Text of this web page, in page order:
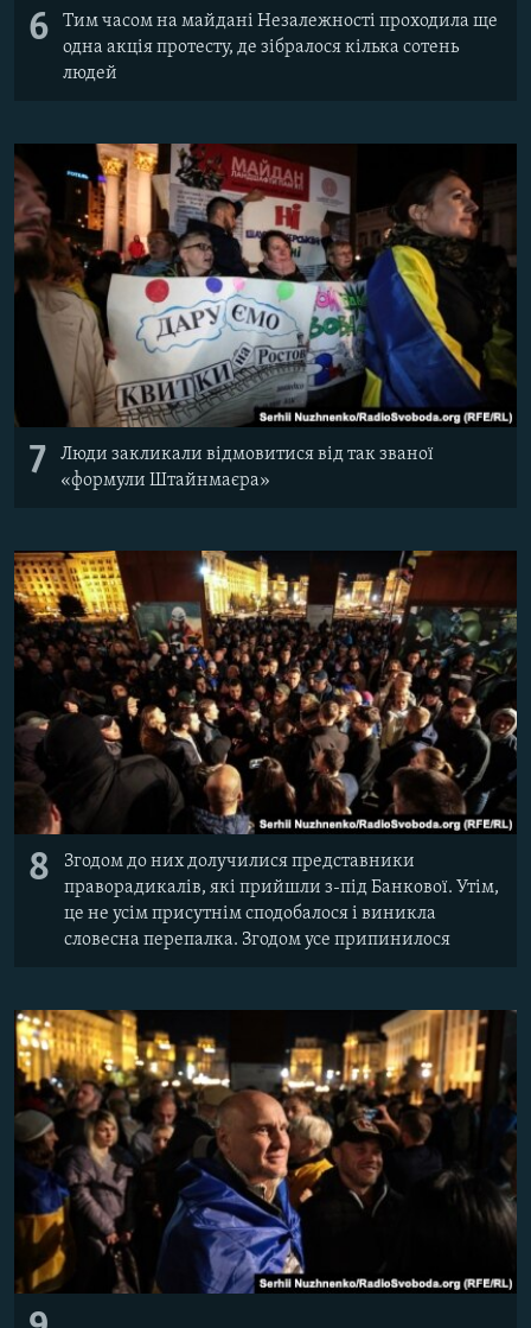
6
Тим часом на майдані Незалежності проходила ще
одна акція протесту, де зібралося кілька сотень
людей
7
Люди закликали відмовитися від так званої
«формули Штайнмаєра»
8
Згодом до них долучилися представники
праворадикалів, які прийшли з-під Банкової. Утім,
це не усім присутнім сподобалося і виникла
словесна перепалка. Згодом усе припинилося